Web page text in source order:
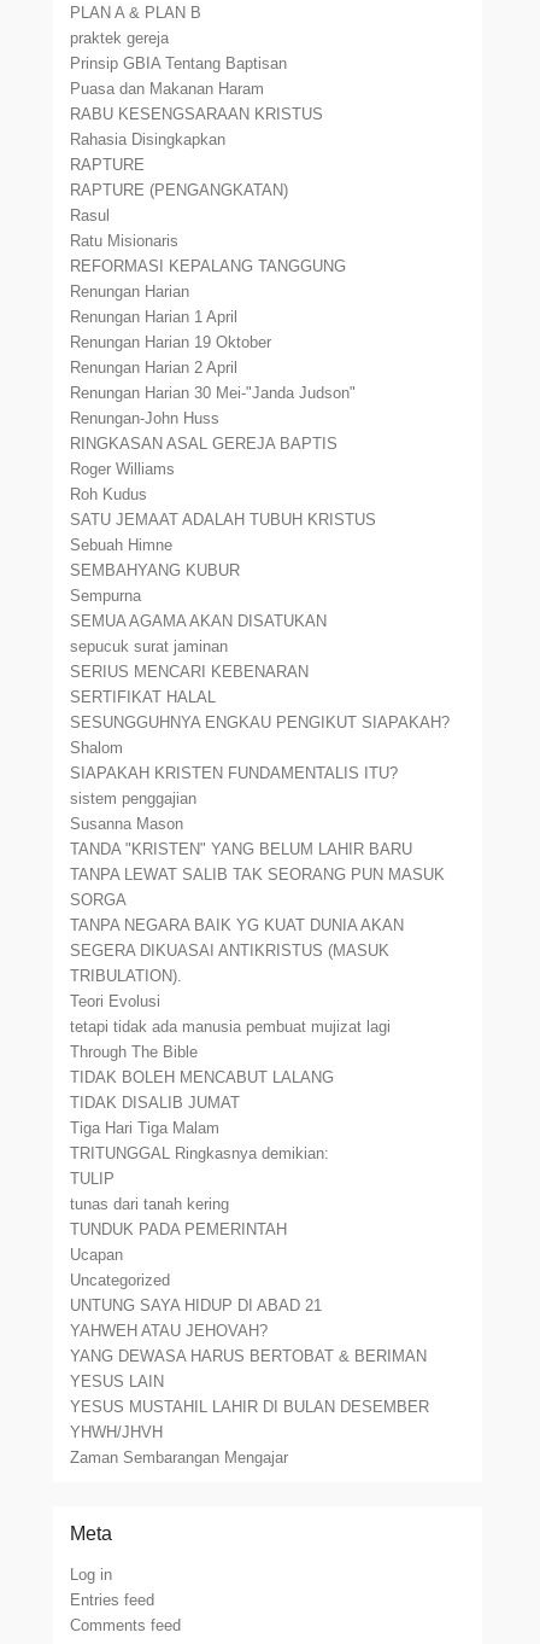
PLAN A & PLAN B
praktek gereja
Prinsip GBIA Tentang Baptisan
Puasa dan Makanan Haram
RABU KESENGSARAAN KRISTUS
Rahasia Disingkapkan
RAPTURE
RAPTURE (PENGANGKATAN)
Rasul
Ratu Misionaris
REFORMASI KEPALANG TANGGUNG
Renungan Harian
Renungan Harian 1 April
Renungan Harian 19 Oktober
Renungan Harian 2 April
Renungan Harian 30 Mei-"Janda Judson"
Renungan-John Huss
RINGKASAN ASAL GEREJA BAPTIS
Roger Williams
Roh Kudus
SATU JEMAAT ADALAH TUBUH KRISTUS
Sebuah Himne
SEMBAHYANG KUBUR
Sempurna
SEMUA AGAMA AKAN DISATUKAN
sepucuk surat jaminan
SERIUS MENCARI KEBENARAN
SERTIFIKAT HALAL
SESUNGGUHNYA ENGKAU PENGIKUT SIAPAKAH?
Shalom
SIAPAKAH KRISTEN FUNDAMENTALIS ITU?
sistem penggajian
Susanna Mason
TANDA "KRISTEN" YANG BELUM LAHIR BARU
TANPA LEWAT SALIB TAK SEORANG PUN MASUK
SORGA
TANPA NEGARA BAIK YG KUAT DUNIA AKAN
SEGERA DIKUASAI ANTIKRISTUS (MASUK
TRIBULATION).
Teori Evolusi
tetapi tidak ada manusia pembuat mujizat lagi
Through The Bible
TIDAK BOLEH MENCABUT LALANG
TIDAK DISALIB JUMAT
Tiga Hari Tiga Malam
TRITUNGGAL Ringkasnya demikian:
TULIP
tunas dari tanah kering
TUNDUK PADA PEMERINTAH
Ucapan
Uncategorized
UNTUNG SAYA HIDUP DI ABAD 21
YAHWEH ATAU JEHOVAH?
YANG DEWASA HARUS BERTOBAT & BERIMAN
YESUS LAIN
YESUS MUSTAHIL LAHIR DI BULAN DESEMBER
YHWH/JHVH
Zaman Sembarangan Mengajar
Meta
Log in
Entries feed
Comments feed